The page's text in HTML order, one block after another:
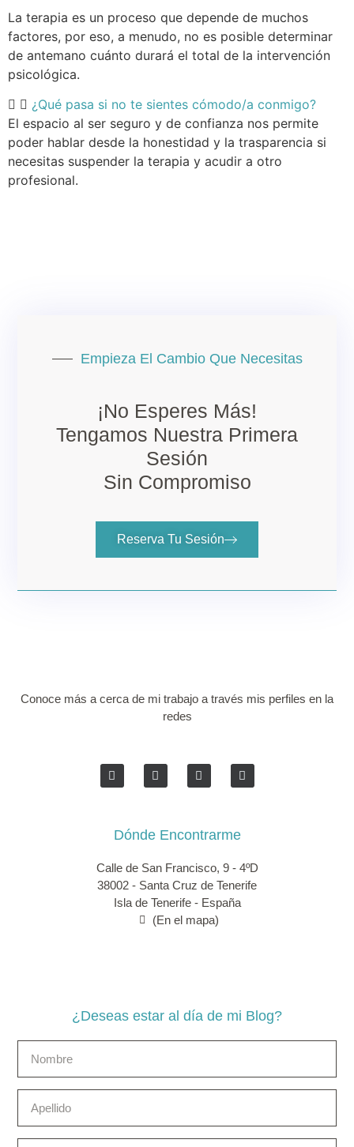
La terapia es un proceso que depende de muchos
factores, por eso, a menudo, no es posible determinar
de antemano cuánto durará el total de la intervención
psicológica.
¿Qué pasa si no te sientes cómodo/a conmigo?
El espacio al ser seguro y de confianza nos permite
poder hablar desde la honestidad y la trasparencia si
necesitas suspender la terapia y acudir a otro
profesional.
Empieza El Cambio Que Necesitas
¡No Esperes Más!
Tengamos Nuestra Primera
Sesión
Sin Compromiso
Reserva Tu Sesión
Conoce más a cerca de mi trabajo a través mis perfiles en la
redes
Dónde Encontrarme
Calle de San Francisco, 9 - 4ºD
38002 - Santa Cruz de Tenerife
Isla de Tenerife - España
(En el mapa)
¿Deseas estar al día de mi Blog?